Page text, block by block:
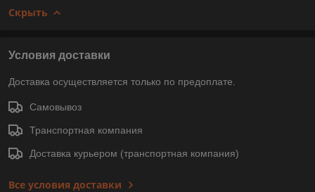
Скрыть
Условия доставки
Доставка осуществляется только по предоплате.
Самовывоз
Транспортная компания
Доставка курьером (транспортная компания)
Все условия доставки